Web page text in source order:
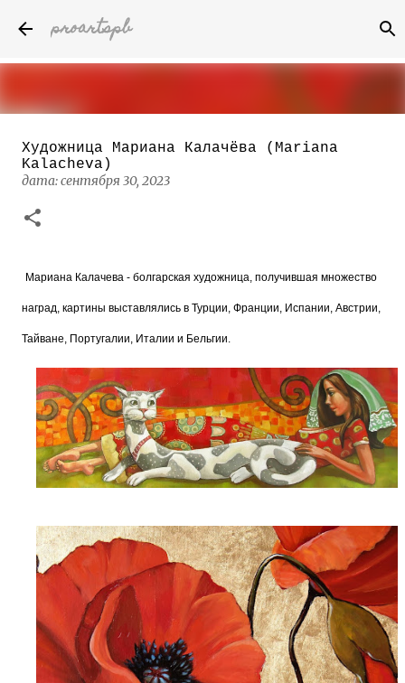
proartspb
Бумажные скульптуры канадского
художника Келвина Николса (Calvin
Nicholls)
Художница Мариана Калачёва (Mariana
Kalacheva)
дата:сентября 30, 2023
Мариана Калачева - болгарская художница, получившая множество
наград, картины выставлялись в Турции, Франции, Испании, Австрии,
Тайване, Португалии, Италии и Бельгии.